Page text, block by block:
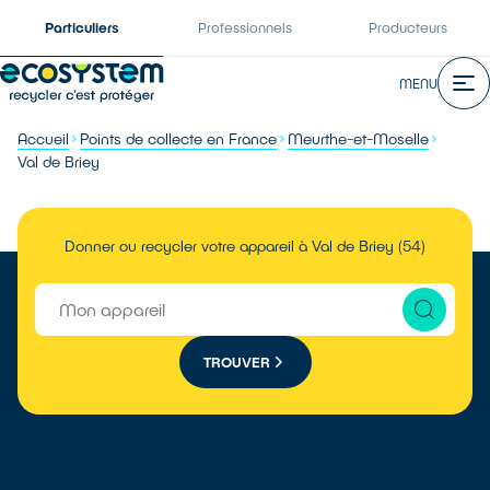
Particuliers Professionnels Producteurs
MENU
Accueil Points de collecte en France
Meurthe-et-Moselle
Val de Briey
Donner ou recycler votre appareil à Val de Briey (54)
TROUVER